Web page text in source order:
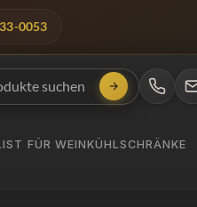
0053
FÜR WEINKÜHLSCHRÄNKE